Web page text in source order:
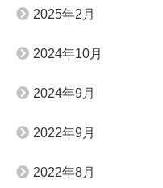
2025年2月
2024年10月
2024年9月
2022年9月
2022年8月